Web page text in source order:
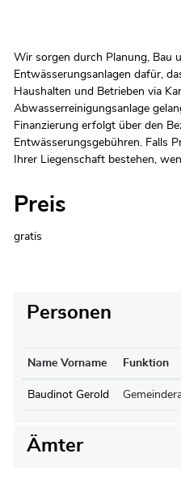
Wir sorgen durch Planung, Bau
Entwässerungsanlagen dafür,
Haushalten und Betrieben via
Abwasserreinigungsanlage
Finanzierung erfolgt über den
Entwässerungsgebühren. Falls
Ihrer Liegenschaft bestehen,
Preis
gratis
Zugehörige
Personen
Name Vorname Funktion
Baudinot Gerold
Ämter